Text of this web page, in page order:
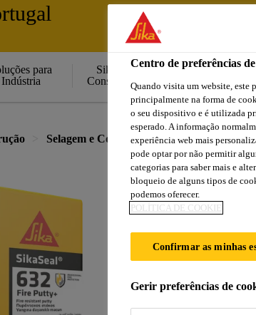
para
Indústria
Sika
Consigo
Cidade
Sika
Selagem e Colagem Proteção passiva
Betume
SikaSeal®-
aberturas
Centro de preferências
Quando visita um website, este
principalmente na forma de
o seu dispositivo e é utilizada
esperado. A informação
experiência web mais
pode optar por não permitir
categorias para saber mais e
bloqueio de alguns tipos de
podemos oferecer.
POLÍTICA DE COOKIE
Confirmar as minhas
Gerir preferências de